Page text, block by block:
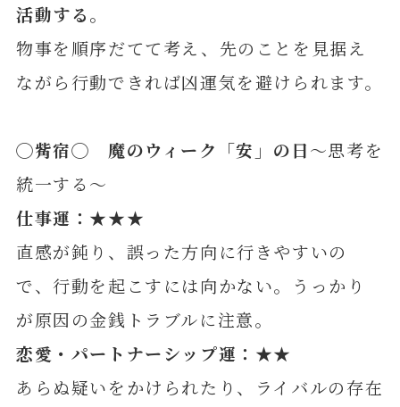
活動する。
物事を順序だてて考え、先のことを見据え
ながら行動できれば凶運気を避けられます。
◯觜宿◯ 魔のウィーク「安」の日～思考を
統一する～
仕事運：★★★
直感が鈍り、誤った方向に行きやすいの
で、行動を起こすには向かない。うっかり
が原因の金銭トラブルに注意。
恋愛・パートナーシップ運：★★
あらぬ疑いをかけられたり、ライバルの存在